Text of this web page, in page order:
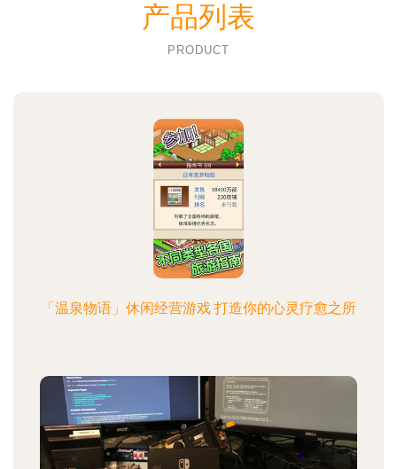
产品列表
PRODUCT
「温泉物语」休闲经营游戏 打造你的心灵疗愈之所